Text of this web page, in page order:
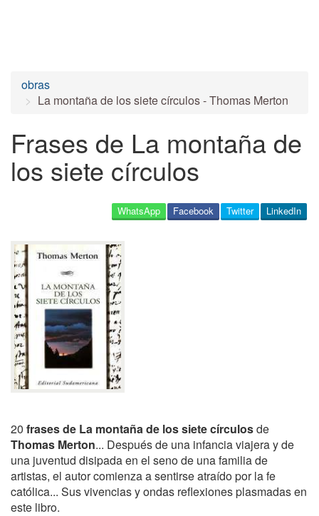
obras
La montaña de los siete círculos - Thomas Merton
Frases de La montaña de
los siete círculos
LinkedIn
Twitter
Facebook
WhatsApp
20 frases de La montaña de los siete círculosde
Thomas Merton... Después de una infancia viajera y de
una juventud disipada en el seno de una familia de
artistas, el autor comienza a sentirse atraído por la fe
católica... Sus vivencias y ondas reflexiones plasmadas en
este libro.